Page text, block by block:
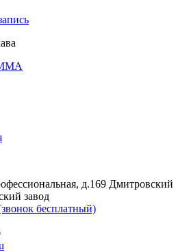
д.169 Дмитровский
завод
бесплатный)